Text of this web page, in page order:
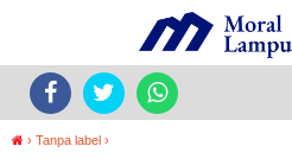
› Tanpa label ›